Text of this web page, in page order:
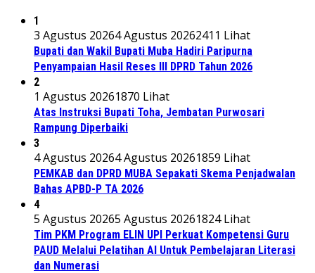
1
3 Agustus 20264 Agustus 20262411 Lihat
Bupati dan Wakil Bupati Muba Hadiri Paripurna
Penyampaian Hasil Reses III DPRD Tahun 2026
2
1 Agustus 20261870 Lihat
Atas Instruksi Bupati Toha, Jembatan Purwosari
Rampung Diperbaiki
3
4 Agustus 20264 Agustus 20261859 Lihat
PEMKAB dan DPRD MUBA Sepakati Skema Penjadwalan
Bahas APBD-P TA 2026
4
5 Agustus 20265 Agustus 20261824 Lihat
Tim PKM Program ELIN UPI Perkuat Kompetensi Guru
PAUD Melalui Pelatihan AI Untuk Pembelajaran Literasi
dan Numerasi